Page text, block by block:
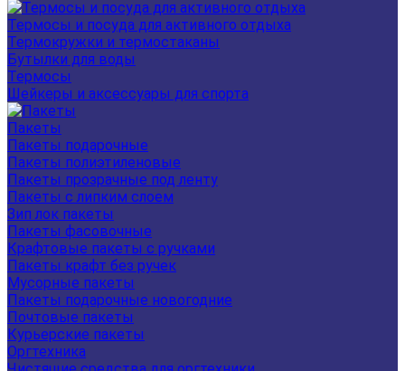
Термосы и посуда для активного отдыха
Термокружки и термостаканы
Бутылки для воды
Термосы
Шейкеры и аксессуары для спорта
Пакеты
Пакеты подарочные
Пакеты полиэтиленовые
Пакеты прозрачные под ленту
Пакеты с липким слоем
Зип лок пакеты
Пакеты фасовочные
Крафтовые пакеты с ручками
Пакеты крафт без ручек
Мусорные пакеты
Пакеты подарочные новогодние
Почтовые пакеты
Курьерские пакеты
Оргтехника